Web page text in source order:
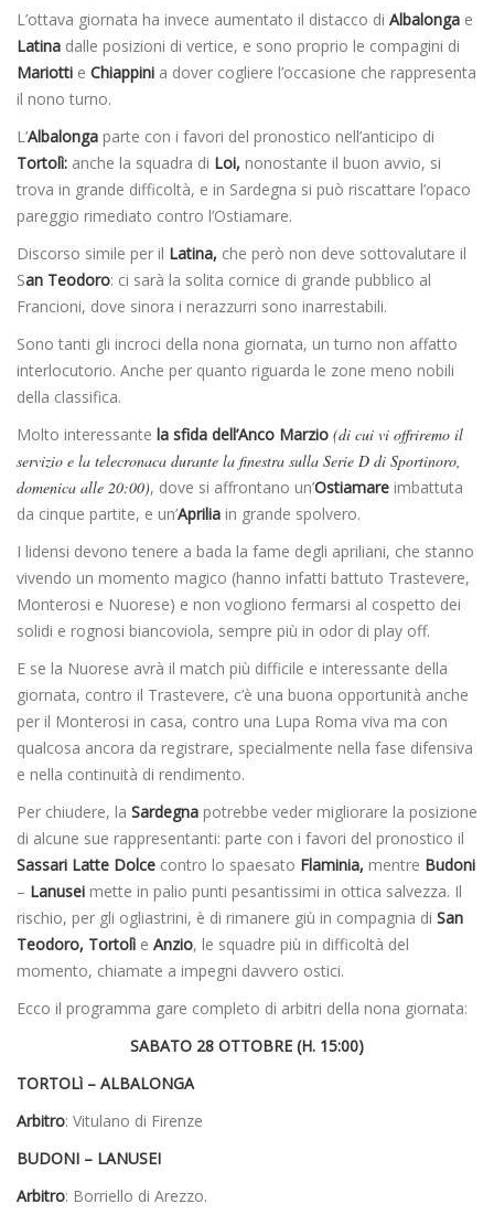
L’ottava giornata ha invece aumentato il distacco di Albalonga e
Latina dalle posizioni di vertice, e sono proprio le compagini di
Mariotti e Chiappini a dover cogliere l’occasione che rappresenta
il nono turno.
L’Albalonga parte con i favori del pronostico nell’anticipo di
Tortolì: anche la squadra di Loi, nonostante il buon avvio, si
trova in grande difficoltà, e in Sardegna si può riscattare l’opaco
pareggio rimediato contro l’Ostiamare.
Discorso simile per il Latina, che però non deve sottovalutare il
San Teodoro: ci sarà la solita cornice di grande pubblico al
Francioni, dove sinora i nerazzurri sono inarrestabili.
Sono tanti gli incroci della nona giornata, un turno non affatto
interlocutorio. Anche per quanto riguarda le zone meno nobili
della classifica.
Molto interessante la sfida dell’Anco Marzio (di cui vi offriremo il
servizio e la telecronaca durante la finestra sulla Serie D di Sportinoro,
domenica alle 20:00), dove si affrontano un’Ostiamare imbattuta
da cinque partite, e un’Aprilia in grande spolvero.
I lidensi devono tenere a bada la fame degli apriliani, che stanno
vivendo un momento magico (hanno infatti battuto Trastevere,
Monterosi e Nuorese) e non vogliono fermarsi al cospetto dei
solidi e rognosi biancoviola, sempre più in odor di play off.
E se la Nuorese avrà il match più difficile e interessante della
giornata, contro il Trastevere, c’è una buona opportunità anche
per il Monterosi in casa, contro una Lupa Roma viva ma con
qualcosa ancora da registrare, specialmente nella fase difensiva
e nella continuità di rendimento.
Per chiudere, la Sardegna potrebbe veder migliorare la posizione
di alcune sue rappresentanti: parte con i favori del pronostico il
Sassari Latte Dolce contro lo spaesato Flaminia, mentre Budoni
– Lanusei mette in palio punti pesantissimi in ottica salvezza. Il
rischio, per gli ogliastrini, è di rimanere giù in compagnia di San
Teodoro, Tortolì e Anzio, le squadre più in difficoltà del
momento, chiamate a impegni davvero ostici.
Ecco il programma gare completo di arbitri della nona giornata:
SABATO 28 OTTOBRE (H. 15:00)
TORTOLì – ALBALONGA
Arbitro: Vitulano di Firenze
BUDONI – LANUSEI
Arbitro: Borriello di Arezzo.